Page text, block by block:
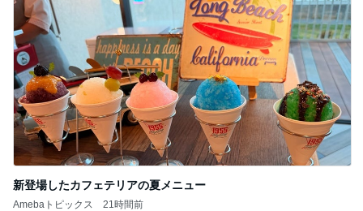
新登場したカフェテリアの夏メニュー
Amebaトピックス 21時間前